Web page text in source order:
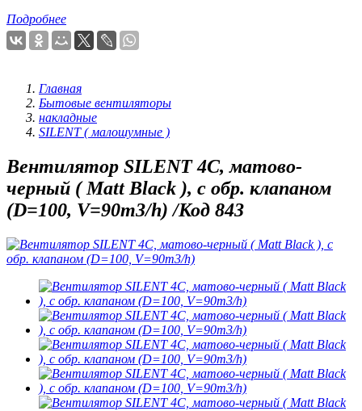
Подробнее
Главная
Бытовые вентиляторы
накладные
SILENT ( малошумные )
Вентилятор SILENT 4C, матово-
черный ( Matt Black ), с обр. клапаном
(D=100, V=90m3/h) /Код 843